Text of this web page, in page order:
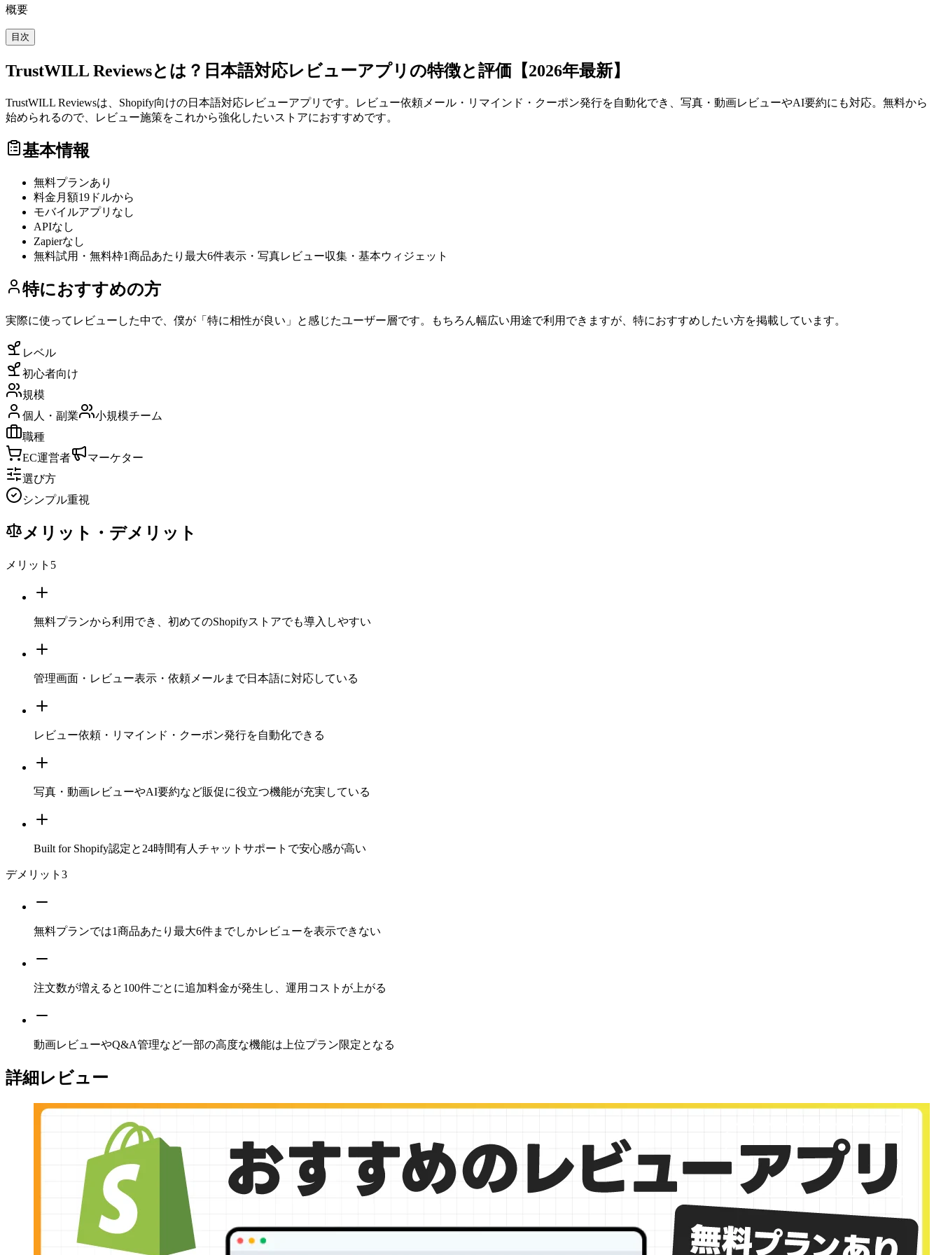
概要
目次
TrustWILL Reviewsとは？日本語対応レビューアプリの特徴と評価【2026年最新】
TrustWILL Reviewsは、Shopify向けの日本語対応レビューアプリです。レビュー依頼メール・リマインド・クーポン発行を自動化でき、写真・動画レビューやAI要約にも対応。無料から
始められるので、レビュー施策をこれから強化したいストアにおすすめです。
基本情報
無料プランあり
料金 月額19ドルから
モバイルアプリ なし
APIなし
Zapierなし
無料試用・無料枠1商品あたり最大6件表示・写真レビュー収集・基本ウィジェット
特におすすめの方
実際に使ってレビューした中で、僕が「特に相性が良い」と感じたユーザー層です。もちろん幅広い用途で利用できますが、特におすすめしたい方を掲載しています。
レベル
初心者向け
規模
個人・副業
小規模チーム
職種
EC運営者
マーケター
選び方
シンプル重視
メリット・デメリット
メリット 5
無料プランから利用でき、初めてのShopifyストアでも導入しやすい
管理画面・レビュー表示・依頼メールまで日本語に対応している
レビュー依頼・リマインド・クーポン発行を自動化できる
写真・動画レビューやAI要約など販促に役立つ機能が充実している
Built for Shopify認定と24時間有人チャットサポートで安心感が高い
デメリット 3
無料プランでは1商品あたり最大6件までしかレビューを表示できない
注文数が増えると100件ごとに追加料金が発生し、運用コストが上がる
動画レビューやQ&A管理など一部の高度な機能は上位プラン限定となる
詳細レビュー